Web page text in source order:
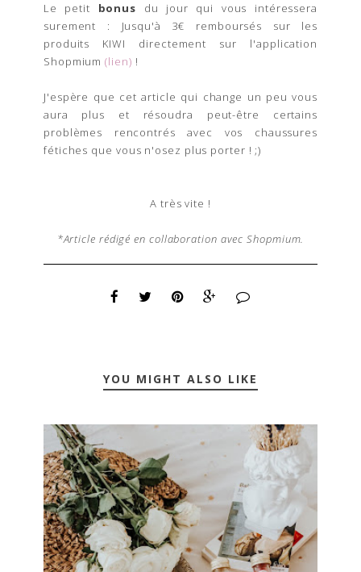
Le petit bonus du jour qui vous intéressera
surement : Jusqu'à 3€ remboursés sur les
produits KIWI directement sur l'application
Shopmium (lien) !
J'espère que cet article qui change un peu vous
aura plus et résoudra peut-être certains
problèmes rencontrés avec vos chaussures
fétiches que vous n'osez plus porter ! ;)
A très vite !
*Article rédigé en collaboration avec Shopmium.
YOU MIGHT ALSO LIKE